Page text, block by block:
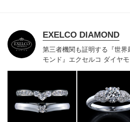
EXELCO DIAMOND
第三者機関も証明する『世
モンド』 エクセルコ ダイヤ
ベルギー発祥で200年以上の
門店としてリングのデザイン
す。おふたりに本物の輝き
い想いで「ヴァージン・ダイ
ナ」「保証内容」にこだわっ